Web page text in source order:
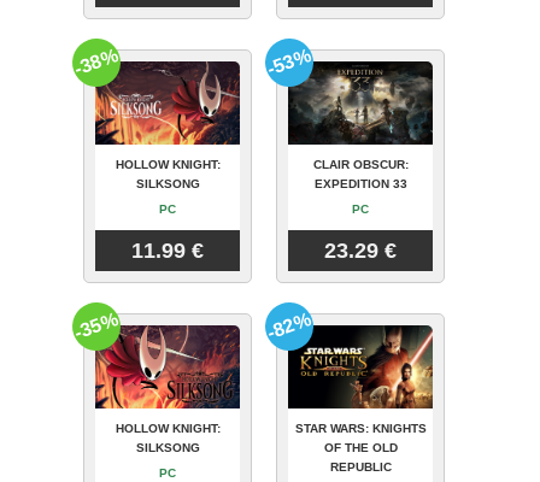
HOLLOW KNIGHT:
SILKSONG
PC
11.99 €
-38%
CLAIR OBSCUR:
EXPEDITION 33
PC
23.29 €
-53%
HOLLOW KNIGHT:
SILKSONG
PC
-35%
STAR WARS: KNIGHTS
OF THE OLD
REPUBLIC
-82%